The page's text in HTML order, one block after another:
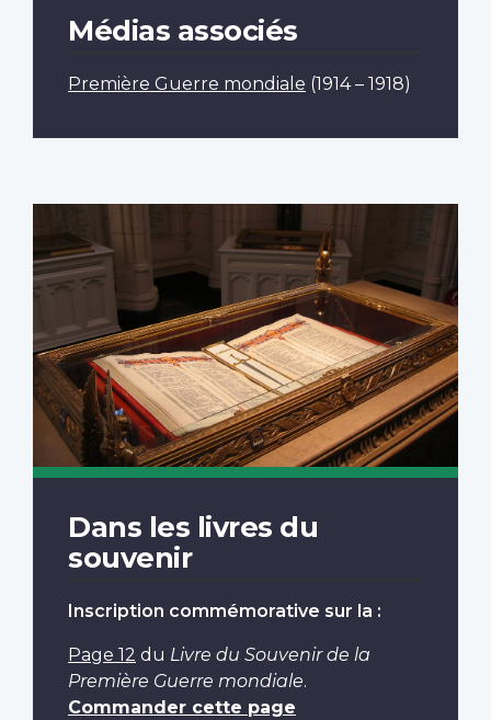
Médias associés
Première Guerre mondiale (1914 – 1918)
Dans les livres du
souvenir
Inscription commémorative sur la :
Page 12 du Livre du Souvenir de la
Première Guerre mondiale.
Commander cette page